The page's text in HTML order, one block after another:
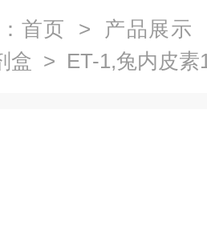
首页 > 产品展示
盒 > ET-1,兔内皮素